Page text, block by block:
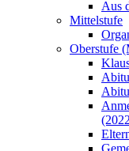
Aus
Mittelstufe
Oberstufe